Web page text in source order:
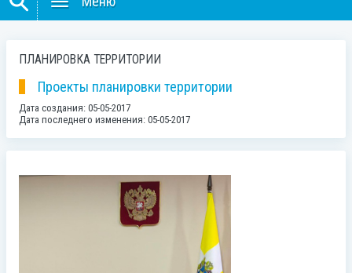
ПЛАНИРОВКА ТЕРРИТОРИИ
Проекты планировки территории
Дата создания: 05-05-2017
Дата последнего изменения: 05-05-2017